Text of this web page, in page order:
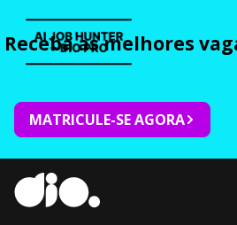
Receba as melhores
MATRICULE-SE AGORA